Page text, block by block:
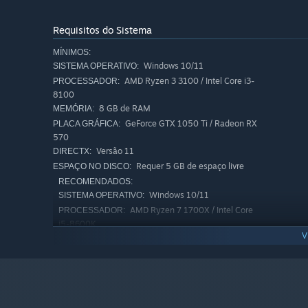
Equipped with your van and an array of essential tools,
van throughout your adventure and explorations to open
terrain to uncovering ancient ruins, every step of your
sister's disappearance.
A hopeful Post-Apocalypse
Requisitos do Sistema
MÍNIMOS:
SISTEMA OPERATIVO: Windows 10/11
PROCESSADOR: AMD Ryzen 3 3100 / Intel Core i3-
8100
MEMÓRIA: 8 GB de RAM
PLACA GRÁFICA: GeForce GTX 1050 Ti / Radeon RX
570
DIRECTX: Versão 11
ESPAÇO NO DISCO: Requer 5 GB de espaço livre
RECOMENDADOS:
SISTEMA OPERATIVO: Windows 10/11
PROCESSADOR: AMD Ryzen 7 1700X / Intel Core
i5-8600K